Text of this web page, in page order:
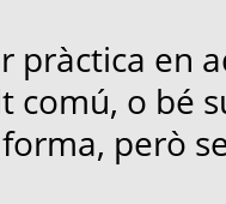
pràctica en
comú, o bé
però